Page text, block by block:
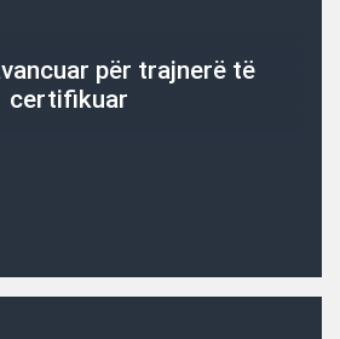
për trajnerë të
certifikuar